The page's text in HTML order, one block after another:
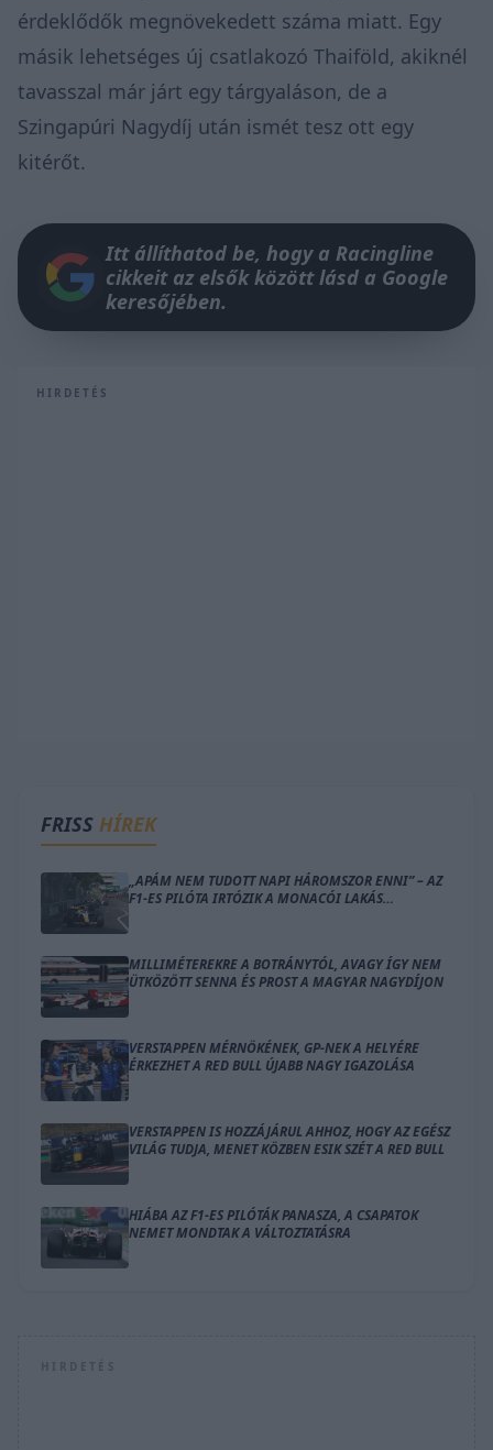
érdeklődők megnövekedett száma miatt. Egy
másik lehetséges új csatlakozó Thaiföld, akiknél
tavasszal már járt egy tárgyaláson, de a
Szingapúri Nagydíj után ismét tesz ott egy
kitérőt.
Itt állíthatod be, hogy a Racingline
cikkeit az elsők között lásd a Google
keresőjében.
HIRDETÉS
FRISS HÍREK
„APÁM NEM TUDOTT NAPI HÁROMSZOR ENNI” – AZ
F1-ES PILÓTA IRTÓZIK A MONACÓI LAKÁS
MILLIMÉTEREKRE A BOTRÁNYTÓL, AVAGY ÍGY NEM
ÜTKÖZÖTT SENNA ÉS PROST A MAGYAR NAGYDÍJON
VERSTAPPEN MÉRNÖKÉNEK, GP-NEK A HELYÉRE
ÉRKEZHET A RED BULL ÚJABB NAGY IGAZOLÁSA
VERSTAPPEN IS HOZZÁJÁRUL AHHOZ, HOGY AZ EGÉSZ
VILÁG TUDJA, MENET KÖZBEN ESIK SZÉT A RED BULL
HIÁBA AZ F1-ES PILÓTÁK PANASZA, A CSAPATOK
NEMET MONDTAK A VÁLTOZTATÁSRA
HIRDETÉS